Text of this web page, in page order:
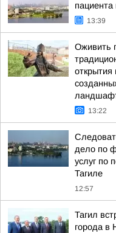
13:39
Оживить
открытия
13:22
дело по
услуг по
Тагиле
12:57
Тагил
города в